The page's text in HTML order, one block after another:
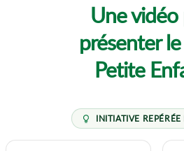
Une
présenter
Petite